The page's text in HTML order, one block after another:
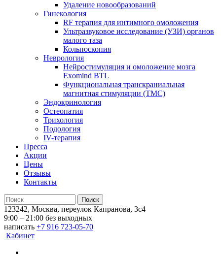
Удаление новообразований
Гинекология
RF терапия для интимного омоложения
Ультразвуковое исследование (УЗИ) органов
малого таза
Кольпоскопия
Неврология
Нейростимуляция и омоложение мозга
Exomind BTL
Функциональная транскраниальная
магнитная стимуляции (ТМС)
Эндокринология
Остеопатия
Трихология
Подология
IV-терапия
Пресса
Акции
Цены
Отзывы
Контакты
123242, Москва, переулок Капранова, 3с4
9:00 – 21:00 без выходных
написать +7 916 723-05-70
Кабинет